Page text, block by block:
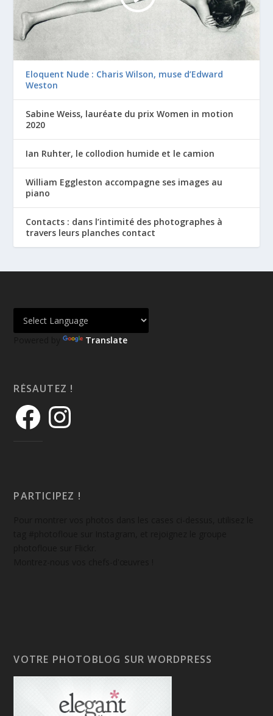
Eloquent Nude : Charis Wilson, muse d’Edward
Weston
Sabine Weiss, lauréate du prix Women in motion
2020
Ian Ruhter, le collodion humide et le camion
William Eggleston accompagne ses images au
piano
Contacts : dans l’intimité des photographes à
travers leurs planches contact
Powered by Translate
RÉSAUTEZ !
PARTICIPEZ !
VOTRE PHOTOBLOG SUR WORDPRESS